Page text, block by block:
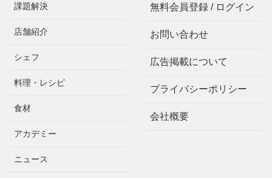
課題解決
店舗紹介
シェフ
料理・レシピ
食材
アカデミー
ニュース
無料会員登録 / ログイン
お問い合わせ
広告掲載について
プライバシーポリシー
会社概要